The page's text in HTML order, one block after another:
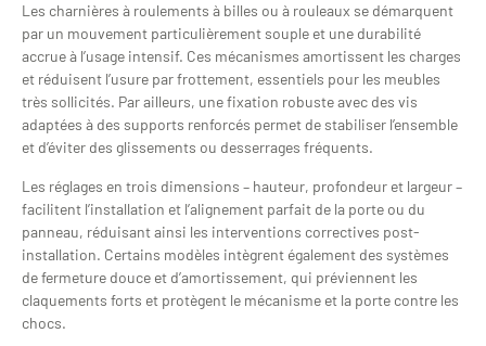
Les charnières à roulements à billes ou à rouleaux se démarquent
par un mouvement particulièrement souple et une durabilité
accrue à l’usage intensif. Ces mécanismes amortissent les charges
et réduisent l’usure par frottement, essentiels pour les meubles
très sollicités. Par ailleurs, une fixation robuste avec des vis
adaptées à des supports renforcés permet de stabiliser l’ensemble
et d’éviter des glissements ou desserrages fréquents.
Les réglages en trois dimensions – hauteur, profondeur et largeur –
facilitent l’installation et l’alignement parfait de la porte ou du
panneau, réduisant ainsi les interventions correctives post-
installation. Certains modèles intègrent également des systèmes
de fermeture douce et d’amortissement, qui préviennent les
claquements forts et protègent le mécanisme et la porte contre les
chocs.